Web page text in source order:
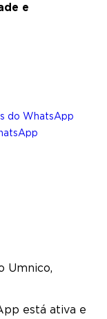
e
do WhatsApp
Umnico,
está ativa e